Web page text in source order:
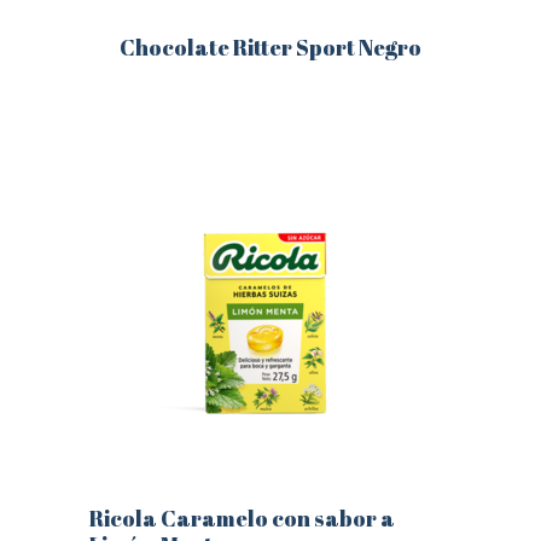
Chocolate Ritter Sport Negro
pueden
elegir
en
la
página
de
producto
Ricola Caramelo con sabor a